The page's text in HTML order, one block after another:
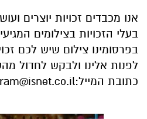
אנו מכבדים זכויות יוצרים
בעלי הזכויות בצילומים
בפרסומינו צילום שיש לכם
לפנות אלינו ולבקש לחדול
כתובת המייל:ram@isnet.co.il